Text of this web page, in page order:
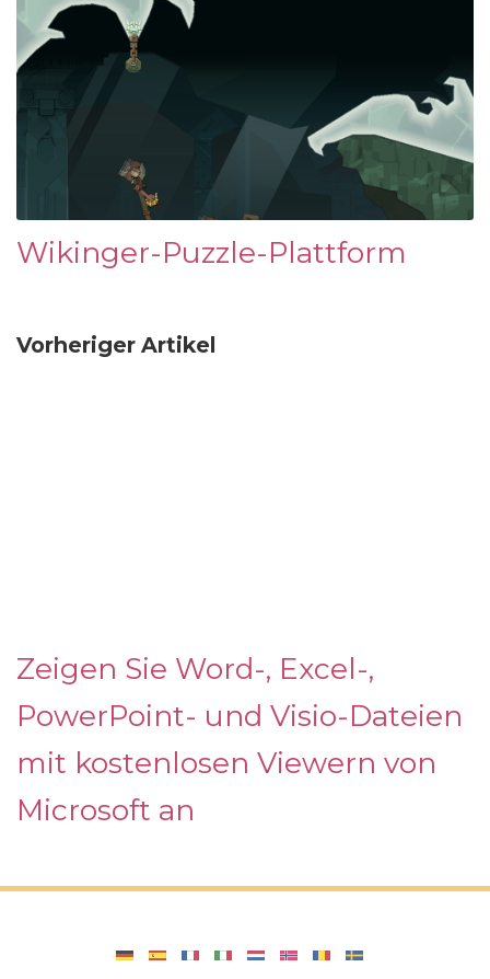
Wikinger-Puzzle-Plattform
Vorheriger Artikel
Zeigen Sie Word-, Excel-,
PowerPoint- und Visio-Dateien
mit kostenlosen Viewern von
Microsoft an